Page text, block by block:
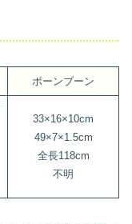
ボーンブーン
33×16×10cm
49×7×1.5cm
全長118cm
不明